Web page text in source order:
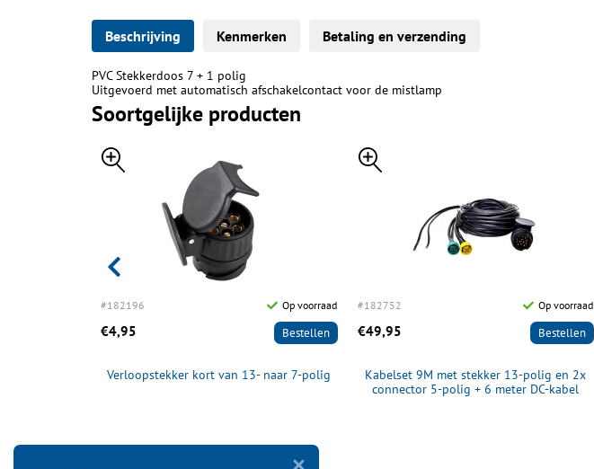
Beschrijving Kenmerken Betaling en verzending
PVC Stekkerdoos 7 + 1 polig
Uitgevoerd met automatisch afschakelcontact voor de mistlamp
Soortgelijke producten
#182196 Op voorraad
€4,95 Bestellen
Verloopstekker kort van 13- naar 7-polig
#182752 Op voorraad
€49,95 Bestellen
Kabelset 9M met stekker 13-polig en 2x
connector 5-polig + 6 meter DC-kabel